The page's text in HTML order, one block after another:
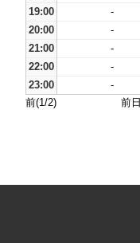
19:00
-
20:00
-
21:00
-
22:00
-
23:00
-
前(1/2)
前日